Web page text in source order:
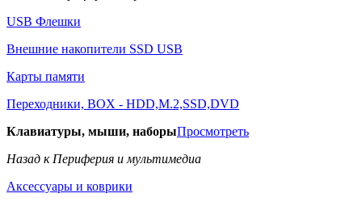
USB Флешки
Внешние накопители SSD USB
Карты памяти
Переходники, BOX - HDD,M.2,SSD,DVD
Клавиатуры, мыши, наборыПросмотреть
Назад к Периферия и мультимедиа
Аксессуары и коврики